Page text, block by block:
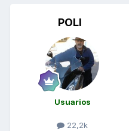
POLI
Usuarios
22,2k